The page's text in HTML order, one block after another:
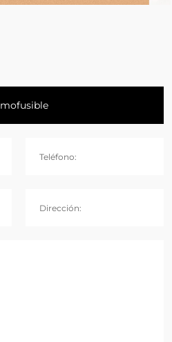
Teléfono:
Dirección: